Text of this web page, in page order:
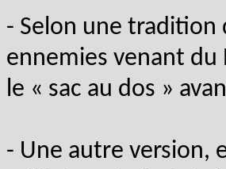
- Selon une tradition
ennemies venant
le « sac au dos »
- Une autre version,